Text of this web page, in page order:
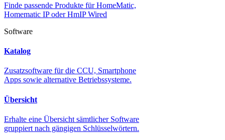
Finde passende Produkte für HomeMatic,
Homematic IP oder HmIP Wired
Software
Katalog
Zusatzsoftware für die CCU, Smartphone
Apps sowie alternative Betriebssysteme.
Übersicht
Erhalte eine Übersicht sämtlicher Software
gruppiert nach gängigen Schlüsselwörtern.